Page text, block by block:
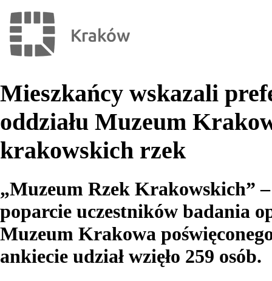
Mieszkańcy wskazali
oddziału Muzeum
krakowskich rzek
„Muzeum Rzek Krakowskich”
poparcie uczestników badania
Muzeum Krakowa
ankiecie udział wzięło 259 osób.